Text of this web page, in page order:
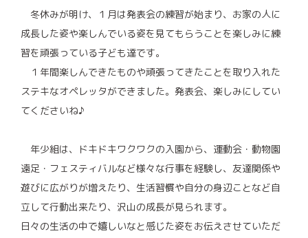
冬休みが明け、１月は発表会の練習が始まり、お家の人に
成長した姿や楽しんでいる姿を見てもらうことを楽しみに練
習を頑張っている子ども達です。
１年間楽しんできたものや頑張ってきたことを取り入れた
ステキなオペレッタができました。発表会、楽しみにしてい
てくださいね♪
年少組は、ドキドキワクワクの入園から、運動会・動物園
遠足・フェスティバルなど様々な行事を経験し、友達関係や
遊びに広がりが増えたり、生活習慣や自分の身辺ことなど自
立して行動出来たり、沢山の成長が見られます。
日々の生活の中で嬉しいなと感じた姿をお伝えさせていただ